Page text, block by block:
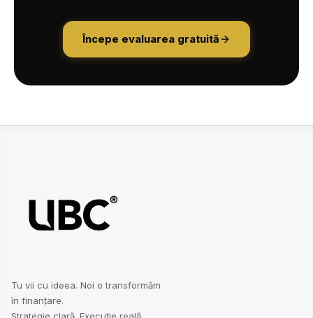
Începe evaluarea gratuită
Tu vii cu ideea. Noi o transformăm
în finanțare.
Strategie clară. Execuție reală.